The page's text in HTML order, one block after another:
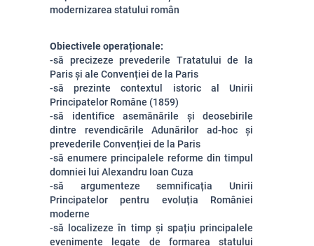
modernizarea statului român
Obiectivele operaționale:
-să precizeze prevederile Tratatului de la
Paris și ale Convenției de la Paris
-să prezinte contextul istoric al Unirii
Principatelor Române (1859)
-să identifice asemănările și deosebirile
dintre revendicările Adunărilor ad-hoc și
prevederile Convenției de la Paris
-să enumere principalele reforme din timpul
domniei lui Alexandru Ioan Cuza
-să argumenteze semnificația Unirii
Principatelor pentru evoluția României
moderne
-să localizeze în timp și spațiu principalele
evenimente legate de formarea statului